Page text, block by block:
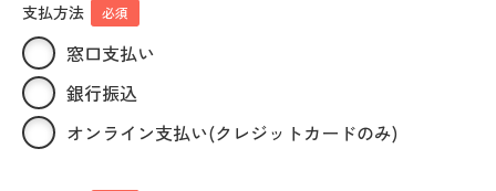
支払方法
必須
窓口支払い
銀行振込
オンライン支払い(クレジットカードのみ)